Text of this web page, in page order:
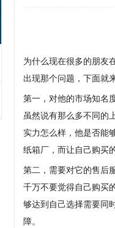
为什么现在很多的朋友
出现那个问题，下面就
第一，对他的市场知名
虽然说有那么多不同的
实力怎么样，他是否能
纸箱厂，而让自己购买
第二，需要对它的售后
千万不要觉得自己购买
够达到自己选择需要同
障。